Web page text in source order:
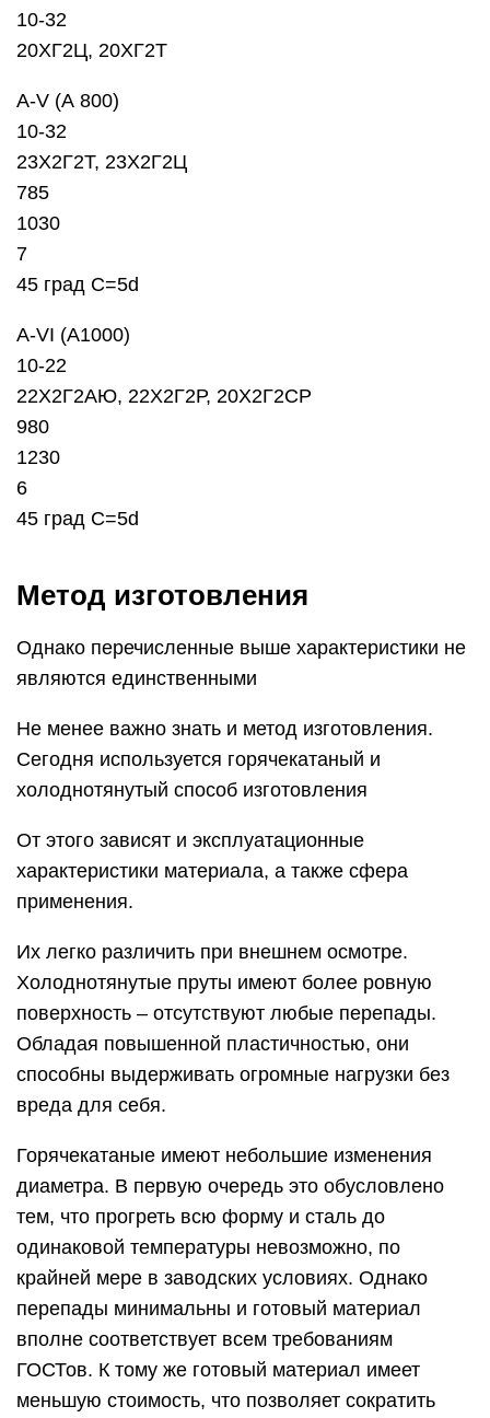
10-32
20ХГ2Ц, 20ХГ2Т
А-V (А 800)
10-32
23Х2Г2Т, 23Х2Г2Ц
785
1030
7
45 град C=5d
А-VI (А1000)
10-22
22Х2Г2АЮ, 22Х2Г2Р, 20Х2Г2СР
980
1230
6
45 град C=5d
Метод изготовления
Однако перечисленные выше характеристики не
являются единственными
Не менее важно знать и метод изготовления.
Сегодня используется горячекатаный и
холоднотянутый способ изготовления
От этого зависят и эксплуатационные
характеристики материала, а также сфера
применения.
Их легко различить при внешнем осмотре.
Холоднотянутые пруты имеют более ровную
поверхность – отсутствуют любые перепады.
Обладая повышенной пластичностью, они
способны выдерживать огромные нагрузки без
вреда для себя.
Горячекатаные имеют небольшие изменения
диаметра. В первую очередь это обусловлено
тем, что прогреть всю форму и сталь до
одинаковой температуры невозможно, по
крайней мере в заводских условиях. Однако
перепады минимальны и готовый материал
вполне соответствует всем требованиям
ГОСТов. К тому же готовый материал имеет
меньшую стоимость, что позволяет сократить